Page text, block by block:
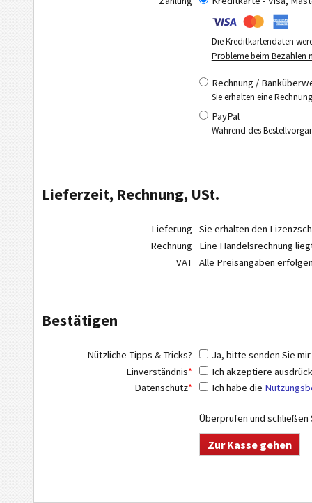
Die Kreditkartendaten
Probleme beim Bezahlen
Rechnung /
Sie erhalten eine
PayPal
Während des
Lieferzeit, Rechnung, USt.
Lieferung
Sie erhalten den
Rechnung
Eine Handelsrechnung
VAT Alle Preisangaben
Bestätigen
Nützliche Tipps & Tricks?
Ja, bitte senden Sie
Einverständnis*
Ich akzeptiere
Datenschutz* Ich habe die
Überprüfen und schließen